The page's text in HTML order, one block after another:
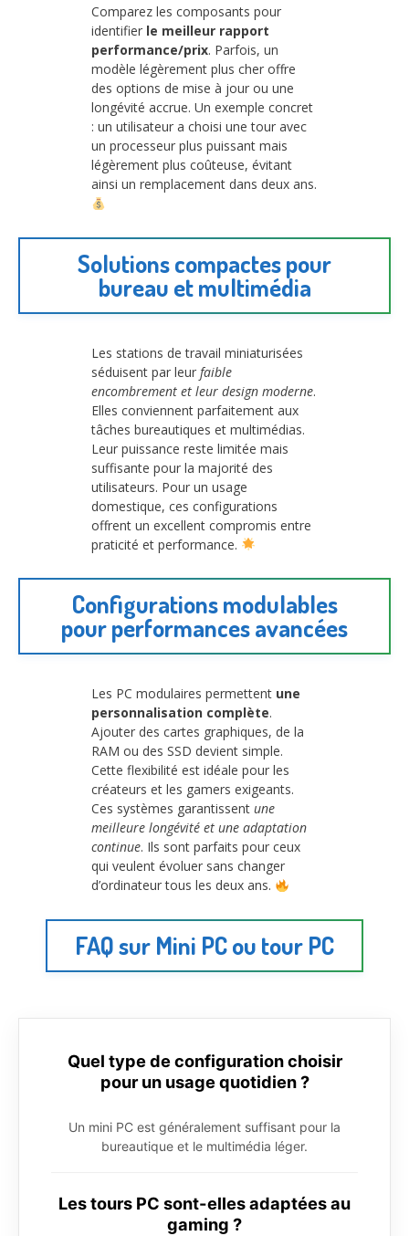
Comparez les composants pour
identifier le meilleur rapport
performance/prix. Parfois, un
modèle légèrement plus cher offre
des options de mise à jour ou une
longévité accrue. Un exemple concret
: un utilisateur a choisi une tour avec
un processeur plus puissant mais
légèrement plus coûteuse, évitant
ainsi un remplacement dans deux ans.
Solutions compactes pour
bureau et multimédia
Les stations de travail miniaturisées
séduisent par leur faible
encombrement et leur design moderne.
Elles conviennent parfaitement aux
tâches bureautiques et multimédias.
Leur puissance reste limitée mais
suffisante pour la majorité des
utilisateurs. Pour un usage
domestique, ces configurations
offrent un excellent compromis entre
praticité et performance.
Configurations modulables
pour performances avancées
Les PC modulaires permettent une
personnalisation complète.
Ajouter des cartes graphiques, de la
RAM ou des SSD devient simple.
Cette flexibilité est idéale pour les
créateurs et les gamers exigeants.
Ces systèmes garantissent une
meilleure longévité et une adaptation
continue. Ils sont parfaits pour ceux
qui veulent évoluer sans changer
d’ordinateur tous les deux ans.
FAQ sur Mini PC ou tour PC
Quel type de configuration choisir
pour un usage quotidien ?
Un mini PC est généralement suffisant pour la
bureautique et le multimédia léger.
Les tours PC sont-elles adaptées au
gaming ?